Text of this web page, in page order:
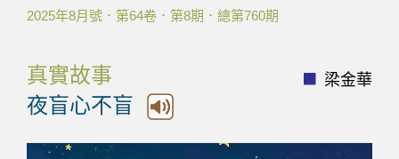
2025年8月號．第64卷．第8期．總第760期
真實故事
夜盲心不盲
梁金華